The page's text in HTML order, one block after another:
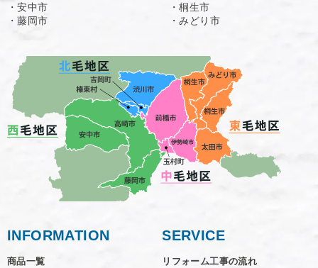
・安中市
・藤岡市
・桐生市
・みどり市
INFORMATION
商品一覧
SERVICE
リフォーム工事の流れ